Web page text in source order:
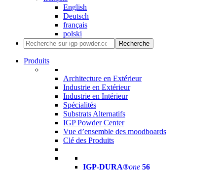
English
Deutsch
français
polski
Recherche
Produits
Architecture en Extérieur
Industrie en Extérieur
Industrie en Intérieur
Spécialités
Substrats Alternatifs
IGP Powder Center
Vue d’ensemble des moodboards
Clé des Produits
IGP-DURA®one 56